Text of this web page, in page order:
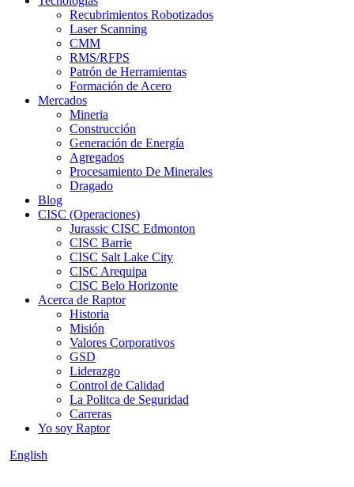
Recubrimientos Robotizados
Laser Scanning
CMM
RMS/RFPS
Patrón de Herramientas
Formación de Acero
Mercados
Mineria
Construcción
Generación de Energía
Agregados
Procesamiento De Minerales
Dragado
Blog
CISC (Operaciones)
Jurassic CISC Edmonton
CISC Barrie
CISC Salt Lake City
CISC Arequipa
CISC Belo Horizonte
Acerca de Raptor
Historia
Misión
Valores Corporativos
GSD
Liderazgo
Control de Calidad
La Politca de Seguridad
Carreras
Yo soy Raptor
English